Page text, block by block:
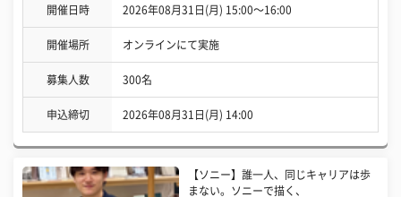
開催日時 2026年08月31日(月) 15:00〜16:00
開催場所 オンラインにて実施
募集人数 300名
申込締切 2026年08月31日(月) 14:00
【ソニー】誰一人、同じキャリアは歩
まない。ソニーで描く、